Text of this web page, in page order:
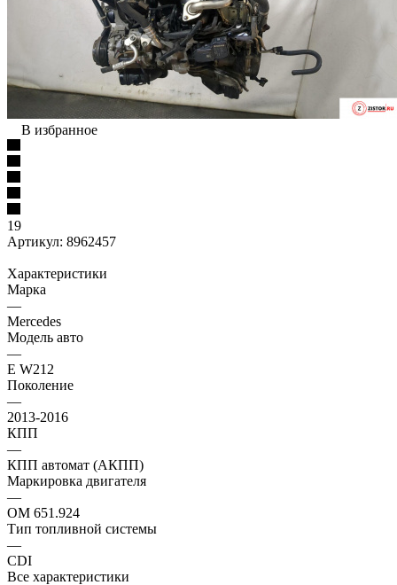
В избранное
19
Артикул: 8962457
Характеристики
Марка
—
Mercedes
Модель авто
—
E W212
Поколение
—
2013-2016
КПП
—
КПП автомат (АКПП)
Маркировка двигателя
—
OM 651.924
Тип топливной системы
—
CDI
Все характеристики